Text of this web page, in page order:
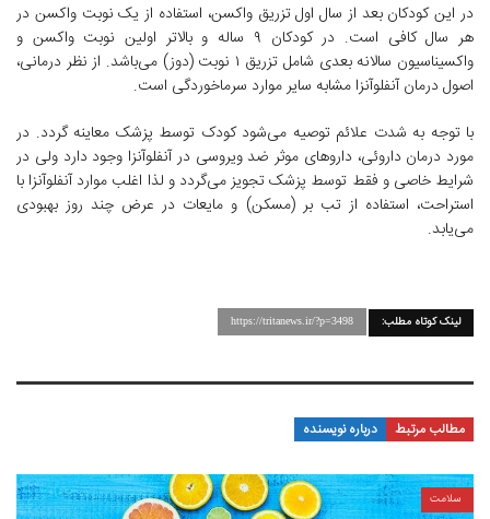
در این کودکان بعد از سال اول تزریق واکسن، استفاده از یک نوبت واکسن در
هر سال کافی است. در کودکان ۹ ساله و بالاتر اولین نوبت واکسن و
واکسیناسیون سالانه بعدی شامل تزریق ۱ نوبت (دوز) می‌باشد. از نظر درمانی،
اصول درمان آنفلوآنزا مشابه سایر موارد سرماخوردگی است.
با توجه به شدت علائم توصیه می‌شود کودک توسط پزشک معاینه گردد. در
مورد درمان داروئی، داروهای موثر ضد ویروسی در آنفلوآنزا وجود دارد ولی در
شرایط خاصی و فقط توسط پزشک تجویز می‌گردد و لذا اغلب موارد آنفلوآنزا با
استراحت، استفاده از تب بر (مسکن) و مایعات در عرض چند روز بهبودی
می‌یابد.
لینک کوتاه مطلب: https://tritanews.ir/?p=3498
مطالب مرتبط درباره نویسنده
سلامت